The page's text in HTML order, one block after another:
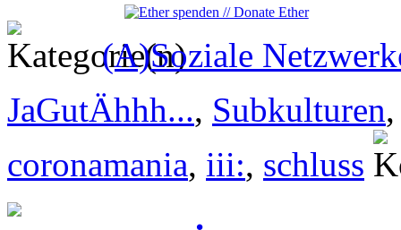
(A)Soziale
JaGutÄhhh..., Subkulturen
coronamania, iii:, schluss